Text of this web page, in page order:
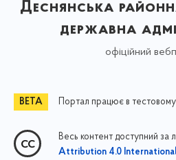
Деснянська
державна
офіційний
Портал працює в
Весь контент доступний за
Attribution 4.0